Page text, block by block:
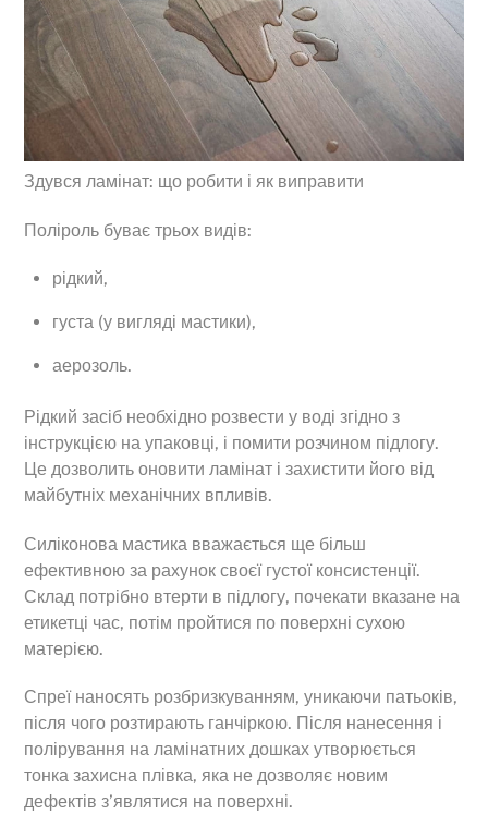
Здувся ламінат: що робити і як виправити
Поліроль буває трьох видів:
рідкий,
густа (у вигляді мастики),
аерозоль.
Рідкий засіб необхідно розвести у воді згідно з
інструкцією на упаковці, і помити розчином підлогу.
Це дозволить оновити ламінат і захистити його від
майбутніх механічних впливів.
Силіконова мастика вважається ще більш
ефективною за рахунок своєї густої консистенції.
Склад потрібно втерти в підлогу, почекати вказане на
етикетці час, потім пройтися по поверхні сухою
матерією.
Спреї наносять розбризкуванням, уникаючи патьоків,
після чого розтирають ганчіркою. Після нанесення і
полірування на ламінатних дошках утворюється
тонка захисна плівка, яка не дозволяє новим
дефектів з’являтися на поверхні.